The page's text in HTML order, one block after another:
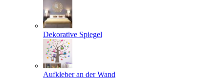
Dekorative Spiegel
Aufkleber an der Wand